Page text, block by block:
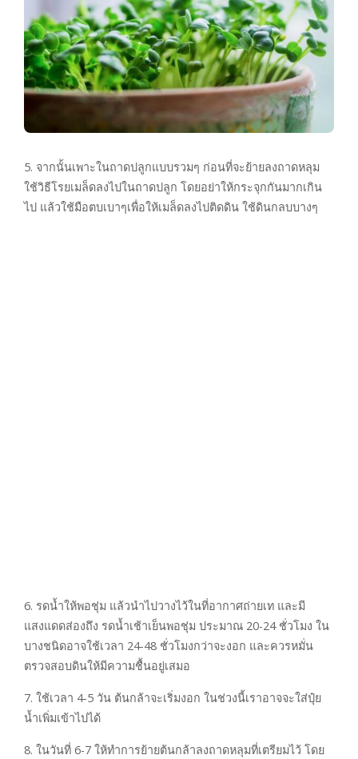
5. จากนั้นเพาะในถาดปลูกแบบรวมๆ ก่อนที่จะย้ายลงถาดหลุม
ใช้วิธีโรยเมล็ดลงไปในถาดปลูก โดยอย่าให้กระจุกกันมากเกิน
ไป แล้วใช้มือตบเบาๆเพื่อให้เมล็ดลงไปติดดิน ใช้ดินกลบบางๆ
6. รดน้ำให้พอชุ่ม แล้วนำไปวางไว้ในที่อากาศถ่ายเท และมี
แสงแดดส่องถึง รดน้ำเช้าเย็นพอชุ่ม ประมาณ 20-24 ชั่วโมง ใน
บางชนิดอาจใช้เวลา 24-48 ชั่วโมงกว่าจะงอก และควรหมั่น
ตรวจสอบดินให้มีความชื้นอยู่เสมอ
7. ใช้เวลา 4-5 วัน ต้นกล้าจะเริ่มงอก ในช่วงนี้เราอาจจะใส่ปุ๋ย
น้ำเพิ่มเข้าไปได้
8. ในวันที่ 6-7 ให้ทำการย้ายต้นกล้าลงถาดหลุมที่เตรียมไว้ โดย